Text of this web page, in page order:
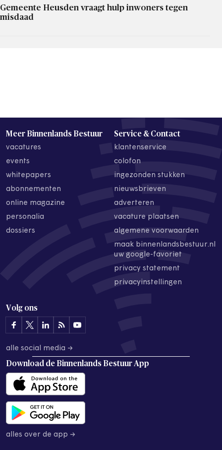
Gemeente Heusden vraagt hulp inwoners tegen
misdaad
Meer Binnenlands Bestuur
vacatures
events
whitepapers
abonnementen
online magazine
personalia
dossiers
Service & Contact
klantenservice
colofon
ingezonden stukken
nieuwsbrieven
adverteren
vacature plaatsen
algemene voorwaarden
maak binnenlandsbestuur.nl
uw google-favoriet
privacy statement
privacyinstellingen
Volg ons
alle social media →
Download de Binnenlands Bestuur App
alles over de app →